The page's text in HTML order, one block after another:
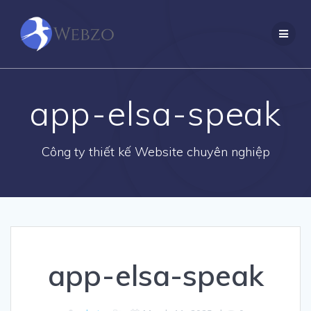
app-elsa-speak
Công ty thiết kế Website chuyên nghiệp
app-elsa-speak